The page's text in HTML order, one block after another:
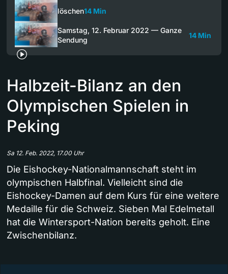
löschen14 Min
Samstag, 12. Februar 2022 — Ganze
Sendung
14 Min
Halbzeit-Bilanz an den
Olympischen Spielen in
Peking
Sa 12. Feb. 2022, 17.00 Uhr
Die Eishockey-Nationalmannschaft steht im
olympischen Halbfinal. Vielleicht sind die
Eishockey-Damen auf dem Kurs für eine weitere
Medaille für die Schweiz. Sieben Mal Edelmetall
hat die Wintersport-Nation bereits geholt. Eine
Zwischenbilanz.